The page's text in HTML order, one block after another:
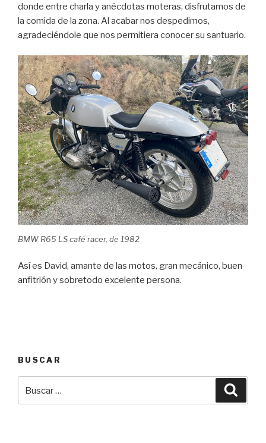
donde entre charla y anécdotas moteras, disfrutamos de
la comida de la zona. Al acabar nos despedimos,
agradeciéndole que nos permitiera conocer su santuario.
BMW R65 LS café racer, de 1982
Así es David, amante de las motos, gran mecánico, buen
anfitrión y sobretodo excelente persona.
BUSCAR